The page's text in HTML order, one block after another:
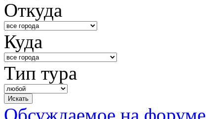
Откуда
Куда
Тип тура
Обсуждаемое на форуме